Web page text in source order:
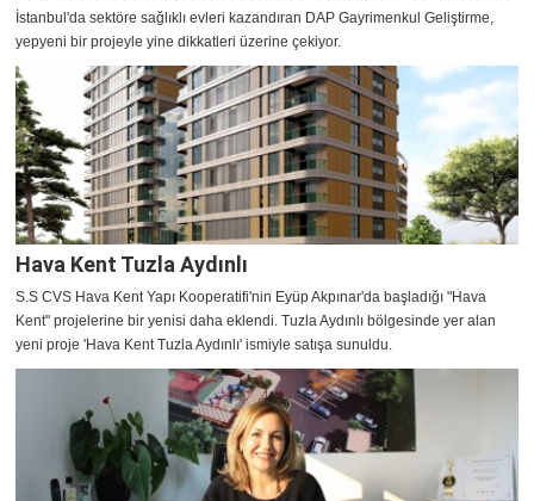
İstanbul'da sektöre sağlıklı evleri kazandıran DAP Gayrimenkul Geliştirme,
yepyeni bir projeyle yine dikkatleri üzerine çekiyor.
Hava Kent Tuzla Aydınlı
S.S CVS Hava Kent Yapı Kooperatifi'nin Eyüp Akpınar'da başladığı "Hava
Kent" projelerine bir yenisi daha eklendi. Tuzla Aydınlı bölgesinde yer alan
yeni proje 'Hava Kent Tuzla Aydınlı' ismiyle satışa sunuldu.